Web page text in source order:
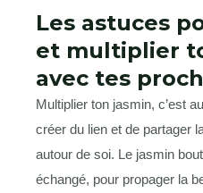
Les astuces
et multiplier
avec tes
Multiplier ton jasmin, c’est
créer du lien et de partager
autour de soi. Le jasmin
échangé, pour propager la